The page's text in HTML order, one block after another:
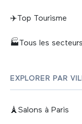
✈️ Top Tourisme
🏭 Tous les secteurs
EXPLORER PAR
🗼 Salons à Paris